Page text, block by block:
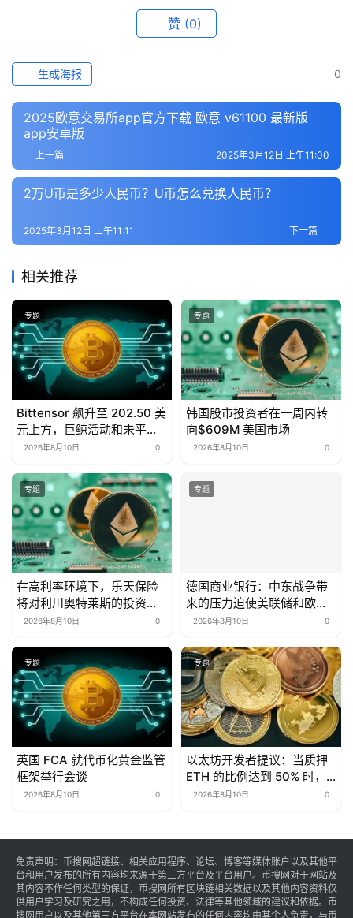
赞 (0)
0
生成海报
2025欧意交易所app官方下载 欧意 v61100 最新版
app安卓版
上一篇 2025年3月12日 上午11:00
2万U币是多少人民币？U币怎么兑换人民币？
下一篇
2025年3月12日 上午11:11
相关推荐
专题
Bittensor 飙升至 202.50 美
元上方，巨鲸活动和未平仓
合约均上升
2026年8月10日 0
专题
韩国股市投资者在一周内转
向$609M 美国市场
2026年8月10日 0
专题
在高利率环境下，乐天保险
将对利川奥特莱斯的投资延
长至2028年
2026年8月10日 0
专题
德国商业银行：中东战争带
来的压力迫使美联储和欧洲
央行加息
2026年8月10日 0
专题
英国 FCA 就代币化黄金监管
框架举行会谈
2026年8月10日 0
专题
以太坊开发者提议：当质押
ETH 的比例达到 50% 时，
将质押奖励降至零
2026年8月10日 0
免责声明：币搜网超链接、相关应用程序、论坛、博客等媒体账户以及其他平
台和用户发布的所有内容均来源于第三方平台及平台用户。币搜网对于网站及
其内容不作任何类型的保证，币搜网所有区块链相关数据以及其他内容资料仅
供用户学习及研究之用，不构成任何投资、法律等其他领域的建议和依据。币
搜网用户以及其他第三方平台在本网站发布的任何内容均由其个人负责，与币